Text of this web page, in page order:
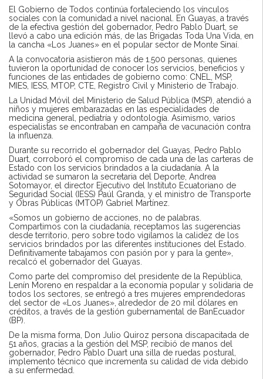
El Gobierno de Todos continúa fortaleciendo los vínculos
sociales con la comunidad a nivel nacional. En Guayas, a través
de la efectiva gestión del gobernador, Pedro Pablo Duart, se
llevó a cabo una edición más, de las Brigadas Toda Una Vida, en
la cancha «Los Juanes» en el popular sector de Monte Sinaí.
A la convocatoria asistieron más de 1.500 personas, quienes
tuvieron la oportunidad de conocer los servicios, beneficios y
funciones de las entidades de gobierno como: CNEL, MSP,
MIES, IESS, MTOP, CTE, Registro Civil y Ministerio de Trabajo.
La Unidad Móvil del Ministerio de Salud Pública (MSP), atendió a
niños y mujeres embarazadas en las especialidades de
medicina general, pediatría y odontología. Asimismo, varios
especialistas se encontraban en campaña de vacunación contra
la influenza.
Durante su recorrido el gobernador del Guayas, Pedro Pablo
Duart, corroboró el compromiso de cada una de las carteras de
Estado con los servicios brindados a la ciudadanía. A la
actividad se sumaron la secretaria del Deporte, Andrea
Sotomayor, el director Ejecutivo del Instituto Ecuatoriano de
Seguridad Social (IESS) Paúl Granda, y el ministro de Transporte
y Obras Públicas (MTOP) Gabriel Martínez.
«Somos un gobierno de acciones, no de palabras.
Compartimos con la ciudadanía, receptamos las sugerencias
desde territorio, pero sobre todo vigilamos la calidez de los
servicios brindados por las diferentes instituciones del Estado.
Definitivamente tabajamos con pasión por y para la gente»,
recalcó el gobernador del Guayas.
Como parte del compromiso del presidente de la República,
Lenín Moreno en respaldar a la economía popular y solidaria de
todos los sectores, se entregó a tres mujeres emprendedoras
del sector de «Los Juanes», alrededor de 20 mil dólares en
créditos, a través de la gestión gubernamental de BanEcuador
(BP).
De la misma forma, Don Julio Quiroz persona discapacitada de
51 años, gracias a la gestión del MSP, recibió de manos del
gobernador, Pedro Pablo Duart una silla de ruedas postural,
implemento técnico que incrementa su calidad de vida debido
a su enfermedad.